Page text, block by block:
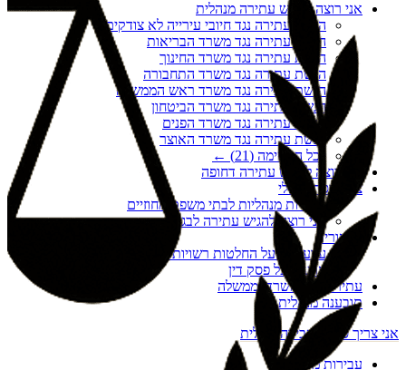
אני רוצה להגיש עתירה מנהלית
הגשת עתירה נגד חיובי עירייה לא צודקים
הגשת עתירה נגד משרד הבריאות
הגשת עתירה נגד משרד החינוך
הגשת עתירה נגד משרד התחבורה
הגשת עתירה נגד משרד ראש הממשלה
הגשת עתירה נגד משרד הביטחון
הגשת עתירה נגד משרד הפנים
הגשת עתירה נגד משרד האוצר
לכל הרשימה (21
) ←
אני רוצה להגיש עתירה דחופה
צו הריסה מנהלי
עתירות מנהליות לבתי משפט מחוזיים
אני רוצה להגיש עתירה לבג"ץ
ערעורים
ערעורים על החלטות רשויות מקומיות
ערעור על פסק דין
עתירות נגד משרדי ממשלה
תובענה מנהלית
אני צריך סיוע בעבירה פלילית
עבירות מין